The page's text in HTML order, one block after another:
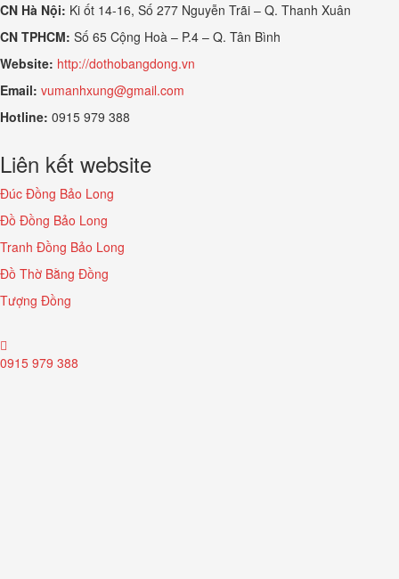
CN Hà Nội: Ki ốt 14-16, Số 277 Nguyễn Trãi – Q. Thanh Xuân
CN TPHCM: Số 65 Cộng Hoà – P.4 – Q. Tân Bình
Website: http://dothobangdong.vn
Email: vumanhxung@gmail.com
Hotline: 0915 979 388
Liên kết website
Đúc Đồng Bảo Long
Đồ Đồng Bảo Long
Tranh Đồng Bảo Long
Đồ Thờ Bằng Đồng
Tượng Đồng
0915 979 388